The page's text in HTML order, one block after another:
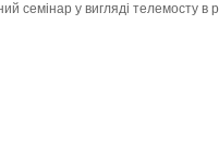
семінар у вигляді телемосту в